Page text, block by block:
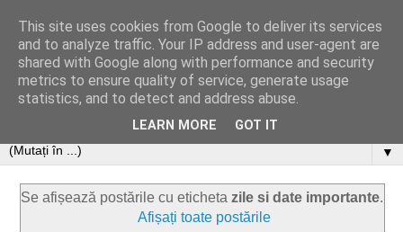
▼
Se afișează postările cu eticheta zile si date importante.
Afișați toate postările
This site uses cookies from Google to deliver its services
and to analyze traffic. Your IP address and user-agent are
shared with Google along with performance and security
metrics to ensure quality of service, generate usage
statistics, and to detect and address abuse.
LEARN MORE GOT IT